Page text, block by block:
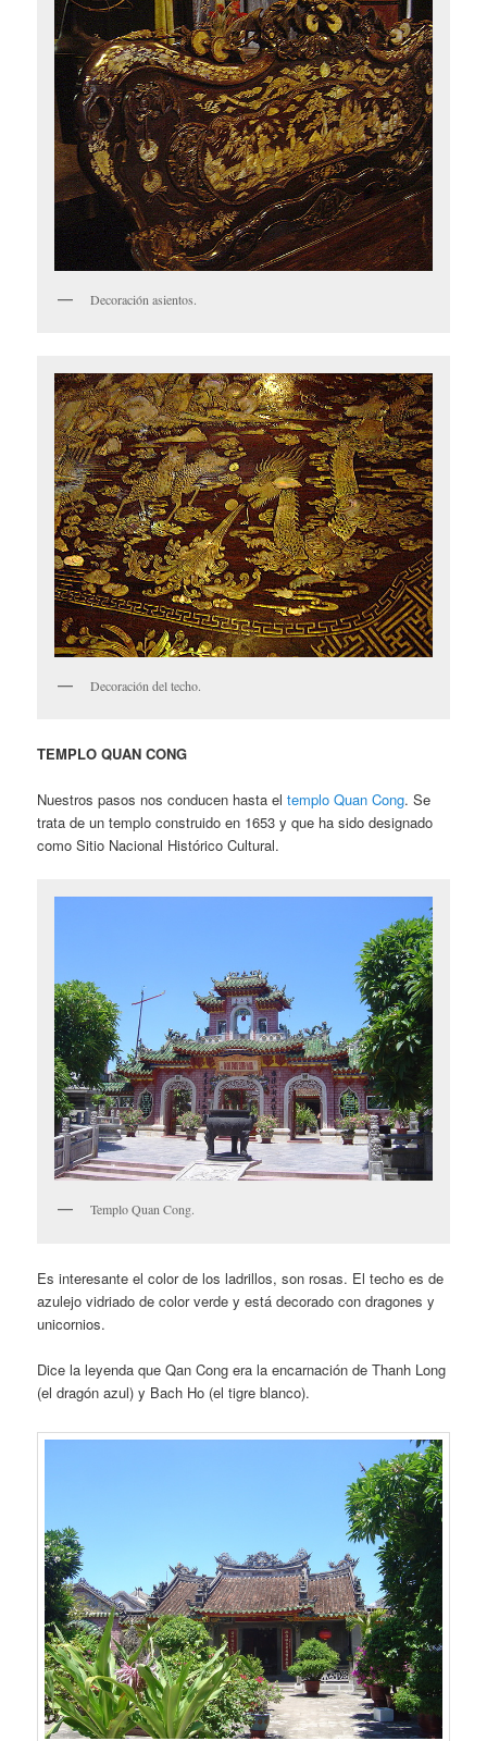
Decoración asientos.
Decoración del techo.
TEMPLO QUAN CONG
Nuestros pasos nos conducen hasta el templo Quan Cong. Se
trata de un templo construido en 1653 y que ha sido designado
como Sitio Nacional Histórico Cultural.
Templo Quan Cong.
Es interesante el color de los ladrillos, son rosas. El techo es de
azulejo vidriado de color verde y está decorado con dragones y
unicornios.
Dice la leyenda que Qan Cong era la encarnación de Thanh Long
(el dragón azul) y Bach Ho (el tigre blanco).